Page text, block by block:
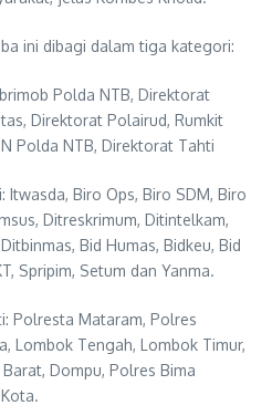
ini dibagi dalam tiga kategori:
Polda NTB, Direktorat
Direktorat Polairud, Rumkit
Polda NTB, Direktorat Tahti
Itwasda, Biro Ops, Biro SDM, Biro
Ditreskrimum, Ditintelkam,
Bid Humas, Bidkeu, Bid
Spripim, Setum dan Yanma.
Polresta Mataram, Polres
Lombok Tengah, Lombok Timur,
Dompu, Polres Bima